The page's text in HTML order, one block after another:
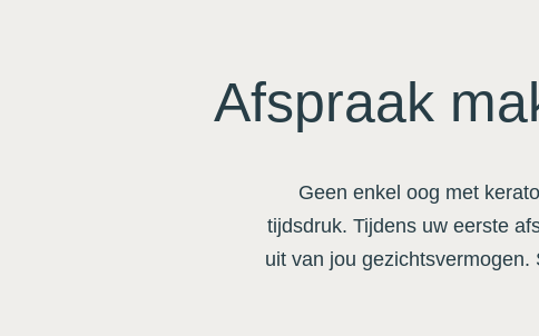
Afspraak
Geen enkel oog met
tijdsdruk. Tijdens uw eerste
uit van jou